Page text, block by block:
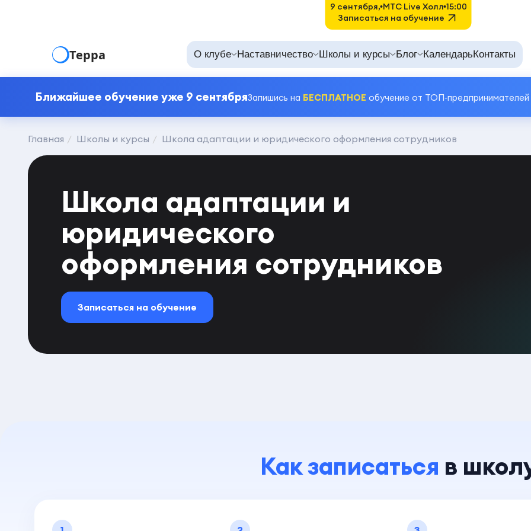
Терра О клубе Наставничество Школы и курсы Блог КалендарьКонтакты
Ближайшее обучение уже 9 сентябряЗапишись на БЕСПЛАТНОЕ обучение от ТОП‑предпринимателей
Главная Школы и курсы Школа адаптации и юридического оформления сотрудников
Школа адаптации и
юридического
оформления сотрудников
Записаться на обучение
Как записаться в
9 сентября, MTC Live Холл 15:00
Записаться на обучение